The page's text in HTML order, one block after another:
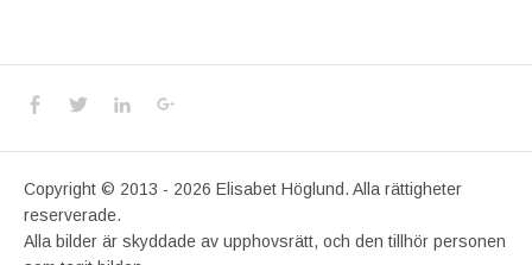
Social Media Profiles
Facebook
TwitterLinkedIn
Copyright © 2013 - 2026 Elisabet Höglund. Alla rättigheter
reserverade.
Alla bilder är skyddade av upphovsrätt, och den tillhör personen